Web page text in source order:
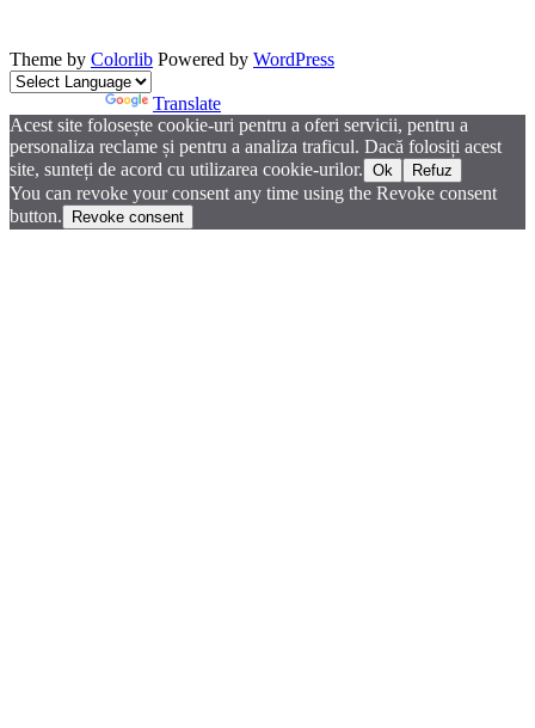
Theme by Colorlib Powered by WordPress
Translate
Acest site folosește cookie-uri pentru a oferi servicii, pentru a
personaliza reclame și pentru a analiza traficul. Dacă folosiți acest
site, sunteți de acord cu utilizarea cookie-urilor. Ok Refuz
You can revoke your consent any time using the Revoke consent
button.
Revoke consent